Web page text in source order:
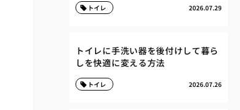
2026.07.29
トイレ
トイレに手洗い器を後付けして暮ら
しを快適に変える方法
2026.07.26
トイレ